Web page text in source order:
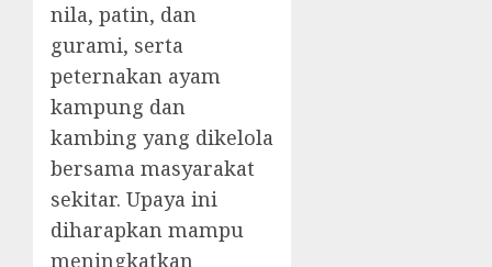
nila, patin, dan
gurami, serta
peternakan ayam
kampung dan
kambing yang dikelola
bersama masyarakat
sekitar. Upaya ini
diharapkan mampu
meningkatkan